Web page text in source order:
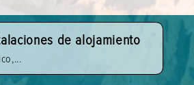
de alojamiento